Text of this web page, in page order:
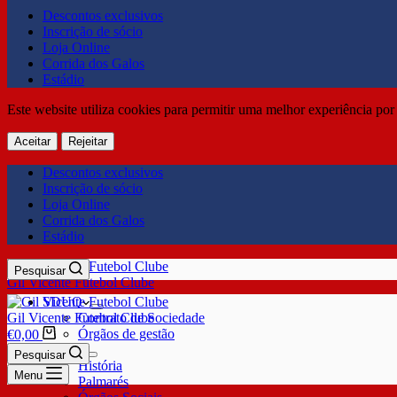
Descontos exclusivos
Inscrição de sócio
Loja Online
Corrida dos Galos
Estádio
Este website utiliza cookies para permitir uma melhor experiência
Aceitar Rejeitar
Descontos exclusivos
Inscrição de sócio
Loja Online
Corrida dos Galos
Estádio
Gil Vicente Futebol Clube
Pesquisar
SDUQ
Contrato de Sociedade
Órgãos de gestão
Clube
História
Palmarés
Gil Vicente Futebol Clube
€0,00
Pesquisar
Menu